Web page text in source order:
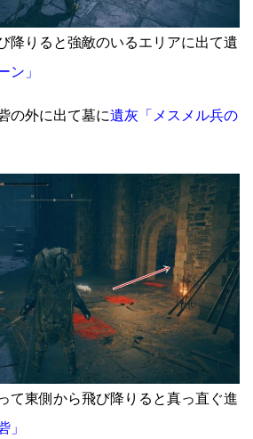
降りると強敵のいるエリアに出て遺
ン」
の外に出て墓に遺灰「メスメル兵の
て東側から飛び降りると真っ直ぐ進
」